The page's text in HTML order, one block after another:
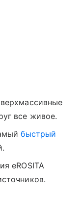
все живое.
быстрый
eROSITA